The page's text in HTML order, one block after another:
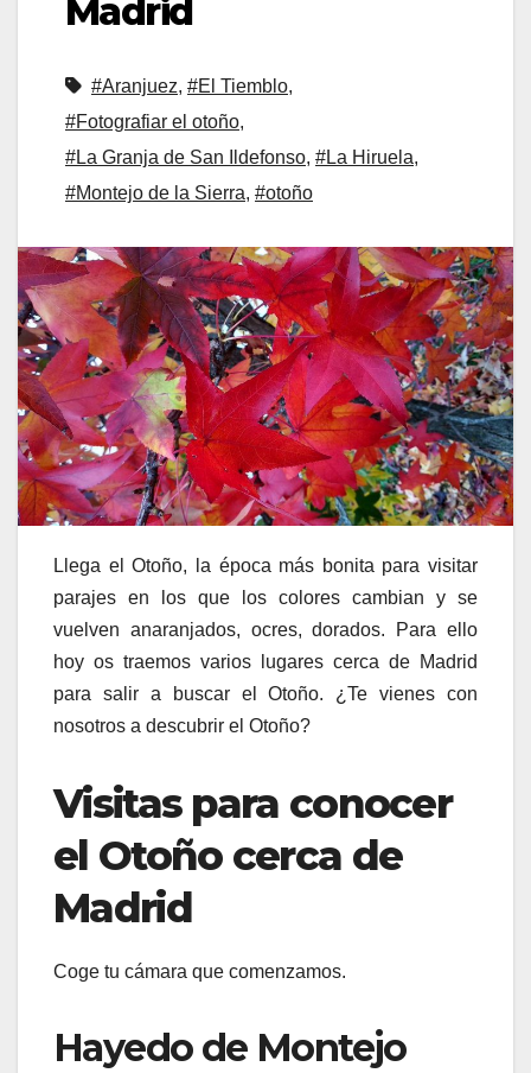
Madrid
#Aranjuez, #El Tiemblo,
#Fotografiar el otoño,
#La Granja de San Ildefonso, #La Hiruela,
#Montejo de la Sierra, #otoño
Llega el Otoño, la época más bonita para visitar
parajes en los que los colores cambian y se
vuelven anaranjados, ocres, dorados. Para ello
hoy os traemos varios lugares cerca de Madrid
para salir a buscar el Otoño. ¿Te vienes con
nosotros a descubrir el Otoño?
Visitas para conocer
el Otoño cerca de
Madrid
Coge tu cámara que comenzamos.
Hayedo de Montejo